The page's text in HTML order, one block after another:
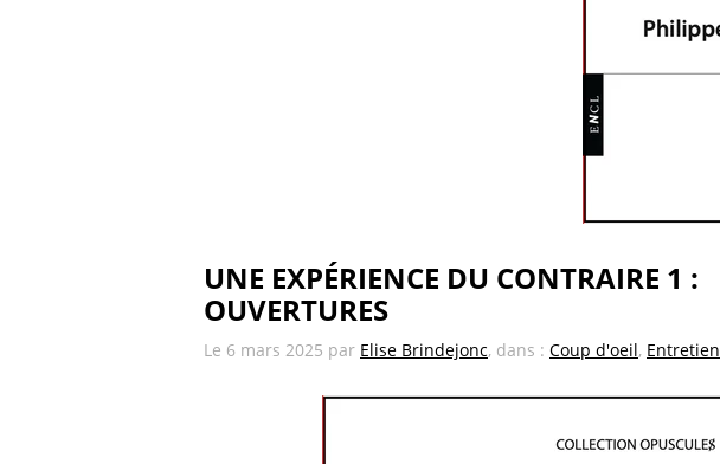
UNE EXPÉRIENCE DU CONTRAIRE 1 :
OUVERTURES
Le 6 mars 2025 par Elise Brindejonc, dans : Coup d'oeil, Entretien